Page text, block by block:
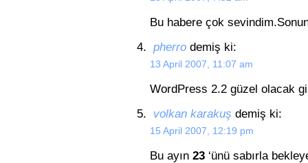
Bu habere çok
pherrodemiş ki:
13 April 2007, 11:07 am
WordPress 2.2 güzel olacak
volkan karakuş demiş ki:
15 April 2007, 12:19 pm
Bu ayın 23‘ünü sabırla